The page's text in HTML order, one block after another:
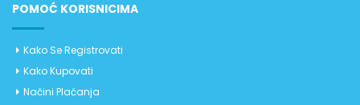
POMOĆ KORISNICIMA
Kako Se Registrovati
Kako Kupovati
Načini Plaćanja